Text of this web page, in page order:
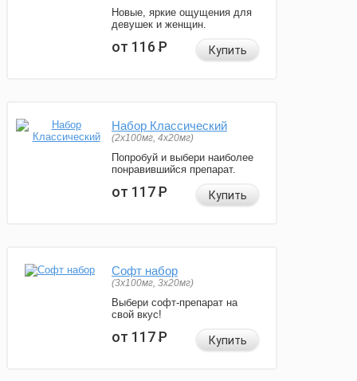
Новые, яркие ощущения для
девушек и женщин.
от 116Р Купить
Набор Классический
(2x100мг, 4x20мг)
Попробуй и выбери наиболее
понравившийся препарат.
от 117Р Купить
Софт набор
(3x100мг, 3x20мг)
Выбери софт-препарат на
свой вкус!
от 117Р Купить